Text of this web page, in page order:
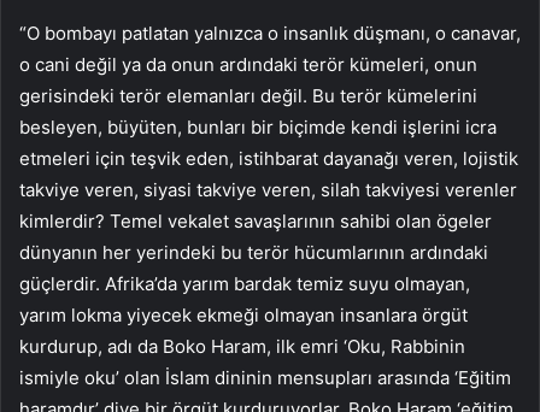
“O bombayı patlatan yalnızca o insanlık düşmanı, o canavar,
o cani değil ya da onun ardındaki terör kümeleri, onun
gerisindeki terör elemanları değil. Bu terör kümelerini
besleyen, büyüten, bunları bir biçimde kendi işlerini icra
etmeleri için teşvik eden, istihbarat dayanağı veren, lojistik
takviye veren, siyasi takviye veren, silah takviyesi verenler
kimlerdir? Temel vekalet savaşlarının sahibi olan ögeler
dünyanın her yerindeki bu terör hücumlarının ardındaki
güçlerdir. Afrika’da yarım bardak temiz suyu olmayan,
yarım lokma yiyecek ekmeği olmayan insanlara örgüt
kurdurup, adı da Boko Haram, ilk emri ‘Oku, Rabbinin
ismiyle oku’ olan İslam dininin mensupları arasında ‘Eğitim